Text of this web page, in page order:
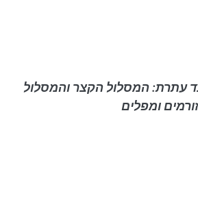
עתרת: המסלול הקצר והמסלול
ומפלים